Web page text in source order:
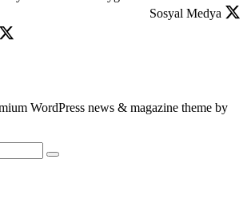
Sosyal Medya
WordPress news & magazine theme by